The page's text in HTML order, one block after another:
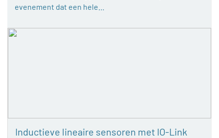
evenement dat een hele…
Inductieve lineaire sensoren met IO-Link